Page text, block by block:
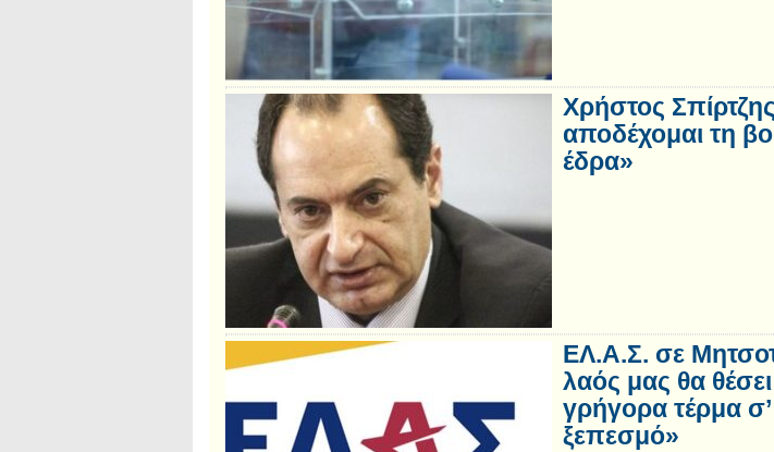
Χρήστος
αποδέχομαι τη
έδρα»
ΕΛ.Α.Σ. σε
λαός μας θα θέσει
γρήγορα τέρμα
ξεπεσμό»